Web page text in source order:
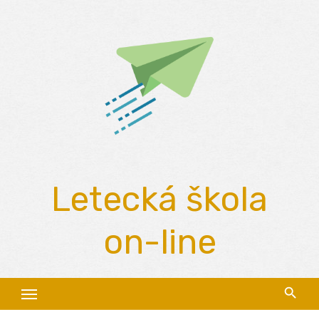
Letecká škola
on-line